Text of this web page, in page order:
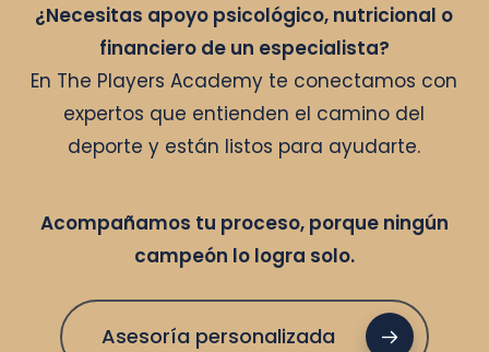
¿Necesitas apoyo psicológico, nutricional o
financiero de un especialista?
En The Players Academy te conectamos con
expertos que entienden el camino del
deporte y están listos para ayudarte.
Acompañamos tu proceso, porque ningún
campeón lo logra solo.
Asesoría personalizada